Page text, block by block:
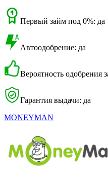
Первый займ под 0%: да
Автоодобрение: да
Вероятность одобрения
Гарантия выдачи: да
MONEYMAN